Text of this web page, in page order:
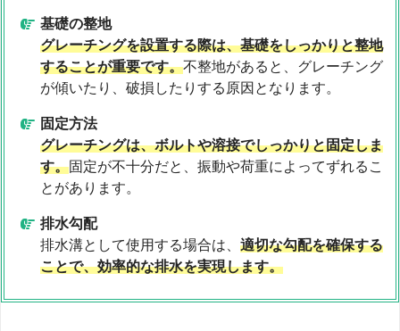
基礎の整地
グレーチングを設置する際は、基礎をしっかりと整地
することが重要です。不整地があると、グレーチング
が傾いたり、破損したりする原因となります。
固定方法
グレーチングは、ボルトや溶接でしっかりと固定しま
す。固定が不十分だと、振動や荷重によってずれるこ
とがあります。
排水勾配
排水溝として使用する場合は、 適切な勾配を確保する
ことで、効率的な排水を実現します。